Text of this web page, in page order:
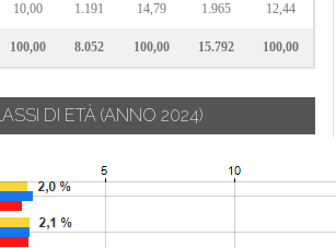
10,00 1.191 14,79 1.965 12,44
100,00 8.052 100,00 15.792 100,00
DI ETÀ (ANNO 2024)